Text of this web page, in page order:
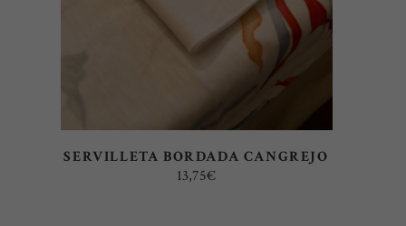
SERVILLETA BORDADA CANGREJO
13,75€